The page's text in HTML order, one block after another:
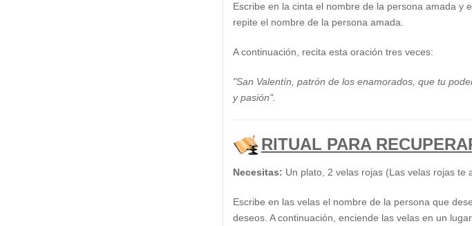
Escribe en la cinta el nombre de la persona amada y
repite el nombre de la persona amada.
A continuación, recita esta oración tres veces:
"San Valentín, patrón de los enamorados, que tu
y pasión".
RITUAL PARA
Necesitas: Un plato, 2 velas rojas (Las velas rojas te
Escribe en las velas el nombre de la persona que
deseos. A continuación, enciende las velas en un